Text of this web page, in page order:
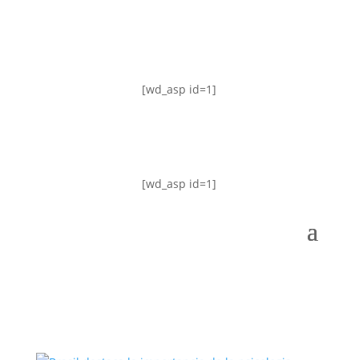
[wd_asp id=1]
[wd_asp id=1]